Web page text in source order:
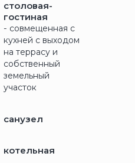
столовая-
гостиная
- совмещенная с
кухней с выходом
на террасу и
собственный
земельный
участок
санузел
котельная